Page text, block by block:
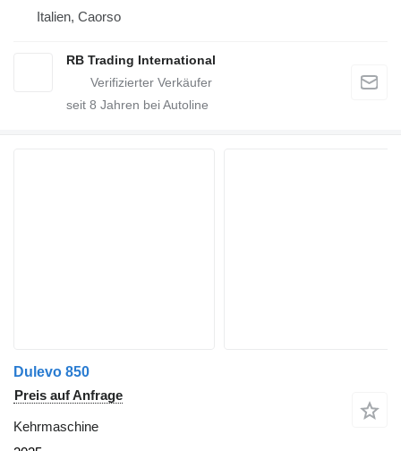
Italien, Caorso
RB Trading International
seit 8 Jahren bei Autoline
Dulevo 850
Preis auf Anfrage
Kehrmaschine